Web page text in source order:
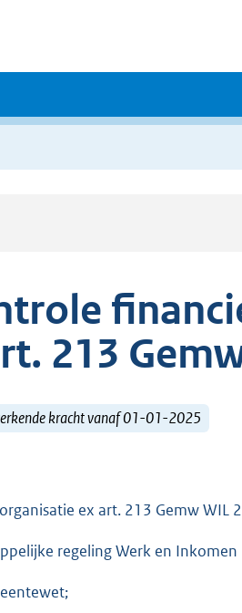
213
kracht vanaf 01-01-2025
ex art. 213 Gemw WIL
regeling Werk en